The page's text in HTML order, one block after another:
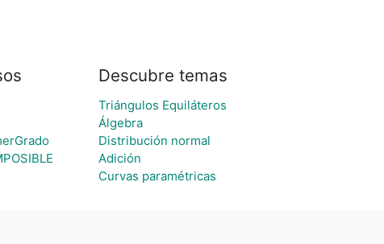
Descubre temas
Triángulos Equiláteros
Álgebra
Distribución normal
Adición
Curvas paramétricas